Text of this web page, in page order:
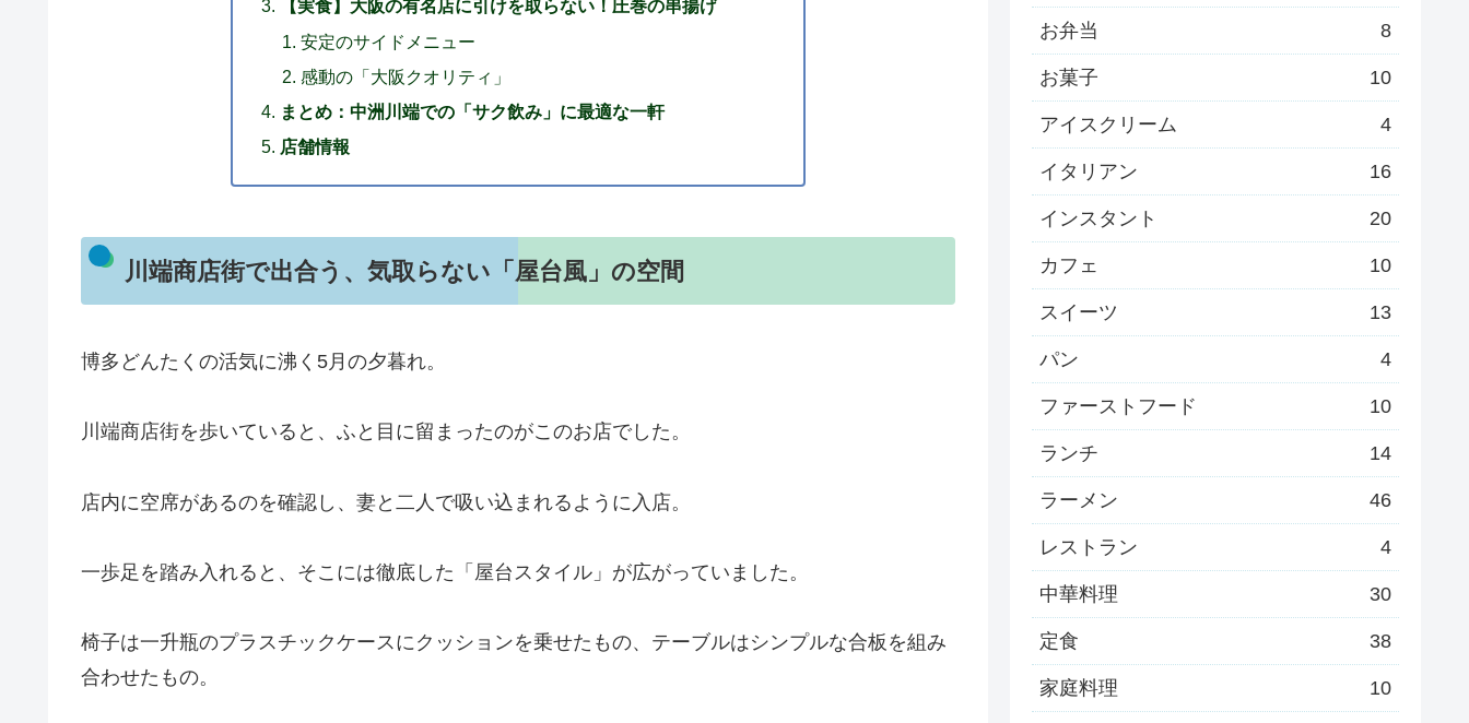
【実食】大阪の有名店に引けを取らない！圧巻の串揚げ
安定のサイドメニュー
感動の「大阪クオリティ」
まとめ：中洲川端での「サク飲み」に最適な一軒
店舗情報
川端商店街で出合う、気取らない「屋台風」の空間
博多どんたくの活気に沸く5月の夕暮れ。
川端商店街を歩いていると、ふと目に留まったのがこのお店でした。
店内に空席があるのを確認し、妻と二人で吸い込まれるように入店。
一歩足を踏み入れると、そこには徹底した「屋台スタイル」が広がっていました。
椅子は一升瓶のプラスチックケースにクッションを乗せたもの、テーブルはシンプルな合板を組み
合わせたもの。
お弁当 8
お菓子 10
アイスクリーム 4
イタリアン 16
インスタント 20
カフェ 10
スイーツ 13
パン 4
ファーストフード 10
ランチ 14
ラーメン 46
レストラン 4
中華料理 30
定食 38
家庭料理 10